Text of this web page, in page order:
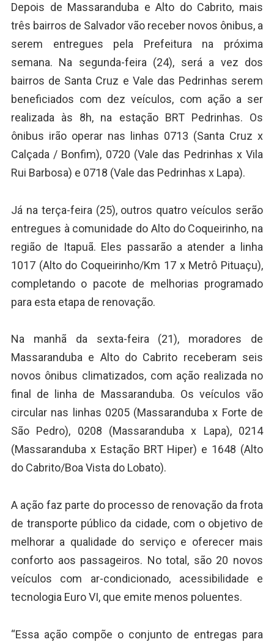
Depois de Massaranduba e Alto do Cabrito, mais
três bairros de Salvador vão receber novos ônibus, a
serem entregues pela Prefeitura na próxima
semana. Na segunda-feira (24), será a vez dos
bairros de Santa Cruz e Vale das Pedrinhas serem
beneficiados com dez veículos, com ação a ser
realizada às 8h, na estação BRT Pedrinhas. Os
ônibus irão operar nas linhas 0713 (Santa Cruz x
Calçada / Bonfim), 0720 (Vale das Pedrinhas x Vila
Rui Barbosa) e 0718 (Vale das Pedrinhas x Lapa).
Já na terça-feira (25), outros quatro veículos serão
entregues à comunidade do Alto do Coqueirinho, na
região de Itapuã. Eles passarão a atender a linha
1017 (Alto do Coqueirinho/Km 17 x Metrô Pituaçu),
completando o pacote de melhorias programado
para esta etapa de renovação.
Na manhã da sexta-feira (21), moradores de
Massaranduba e Alto do Cabrito receberam seis
novos ônibus climatizados, com ação realizada no
final de linha de Massaranduba. Os veículos vão
circular nas linhas 0205 (Massaranduba x Forte de
São Pedro), 0208 (Massaranduba x Lapa), 0214
(Massaranduba x Estação BRT Hiper) e 1648 (Alto
do Cabrito/Boa Vista do Lobato).
A ação faz parte do processo de renovação da frota
de transporte público da cidade, com o objetivo de
melhorar a qualidade do serviço e oferecer mais
conforto aos passageiros. No total, são 20 novos
veículos com ar-condicionado, acessibilidade e
tecnologia Euro VI, que emite menos poluentes.
“Essa ação compõe o conjunto de entregas para